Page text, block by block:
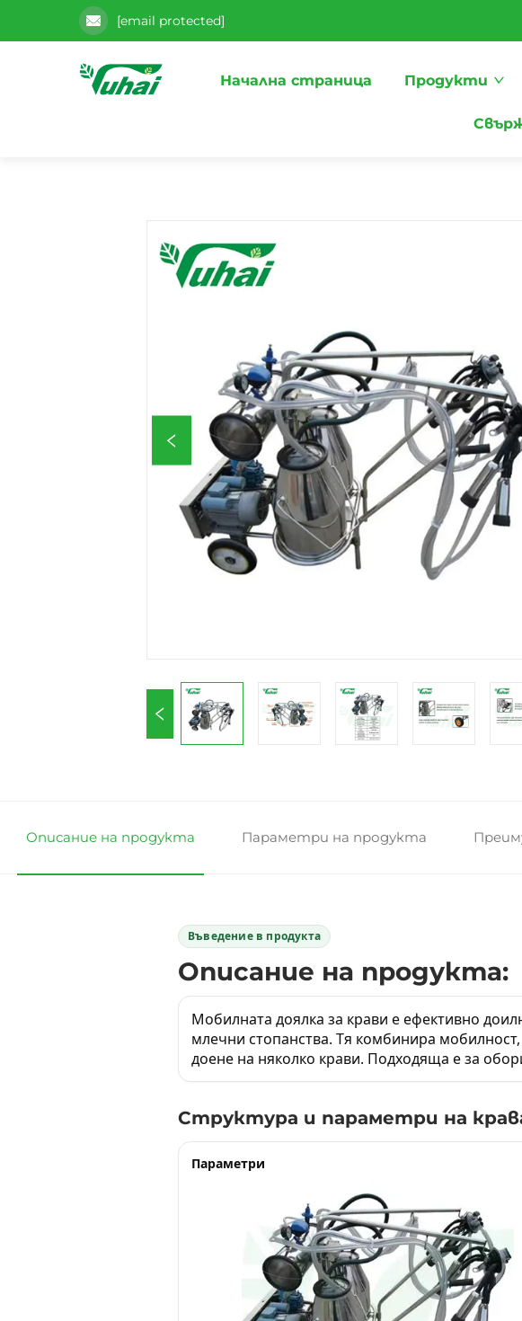
[email protected]
Начална страница Продукти
Описание на продукта Параметри на продукта
Въведение в продукта
Описание на продукта:
Мобилната доялка за крави е ефективно
млечни стопанства. Тя комбинира
доене на няколко крави. Подходяща е за
Структура и параметри на
Параметри